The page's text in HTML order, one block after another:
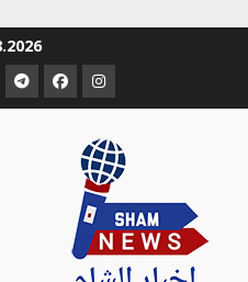
عنصر
القائمة
عنصر
القائمة